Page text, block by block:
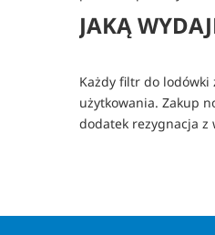
JAKĄ
Każdy filtr do lodówki
użytkowania. Zakup
dodatek rezygnacja z